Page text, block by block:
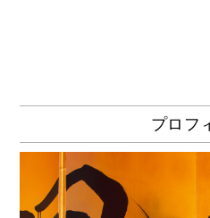
プロフ